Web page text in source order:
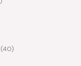
40